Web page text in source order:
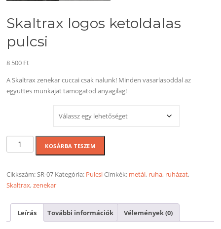
Skaltrax logos ketoldalas
pulcsi
8 500 Ft
A Skaltrax zenekar cuccai csak nalunk! Minden vasarlasoddal az
egyuttes munkajat tamogatod anyagilag!
Skaltrax
logos
pulcsi
mennyiség
KOSÁRBA TESZEM
Cikkszám:SR-07 Kategória: PulcsiCímkék: metál, ruha, ruházat,
Skaltrax,zenekar
Leírás További információk Vélemények (0)